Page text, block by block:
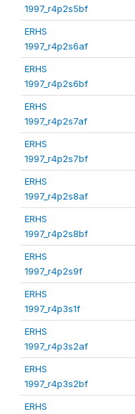
1997_r4p2s5bf
ERHS
1997_r4p2s6af
ERHS
1997_r4p2s6bf
ERHS
1997_r4p2s7af
ERHS
1997_r4p2s7bf
ERHS
1997_r4p2s8af
ERHS
1997_r4p2s8bf
ERHS
1997_r4p2s9f
ERHS
1997_r4p3s1f
ERHS
1997_r4p3s2af
ERHS
1997_r4p3s2bf
ERHS